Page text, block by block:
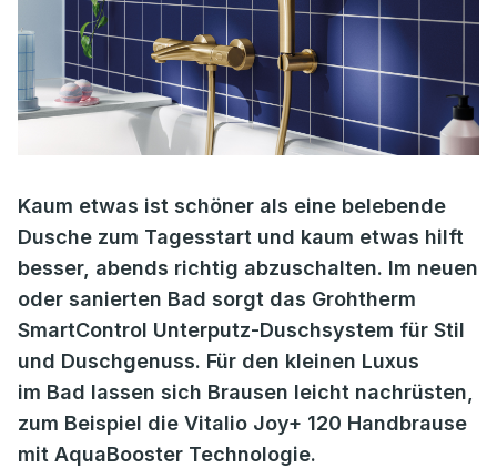
Kaum etwas ist schöner als eine belebende
Dusche zum Tagesstart und kaum etwas hilft
besser, abends richtig abzuschalten. Im neuen
oder sanierten Bad sorgt das Grohtherm
SmartControl Unterputz-Duschsystem für Stil
und Duschgenuss. Für den kleinen Luxus
im Bad lassen sich Brausen leicht nachrüsten,
zum Beispiel die Vitalio Joy+ 120 Handbrause
mit AquaBooster Technologie.